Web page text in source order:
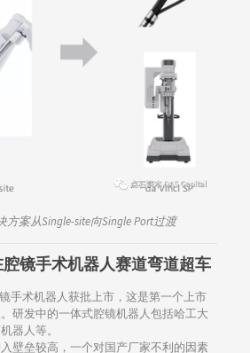
方案从Single-site向Single Port过渡
镜手术机器人赛道弯道超车
手术机器人获批上市，这是第一个上市
研发中的一体式腔镜机器人包括哈工大
器人等。
壁垒较高，一个对国产厂家不利的因素